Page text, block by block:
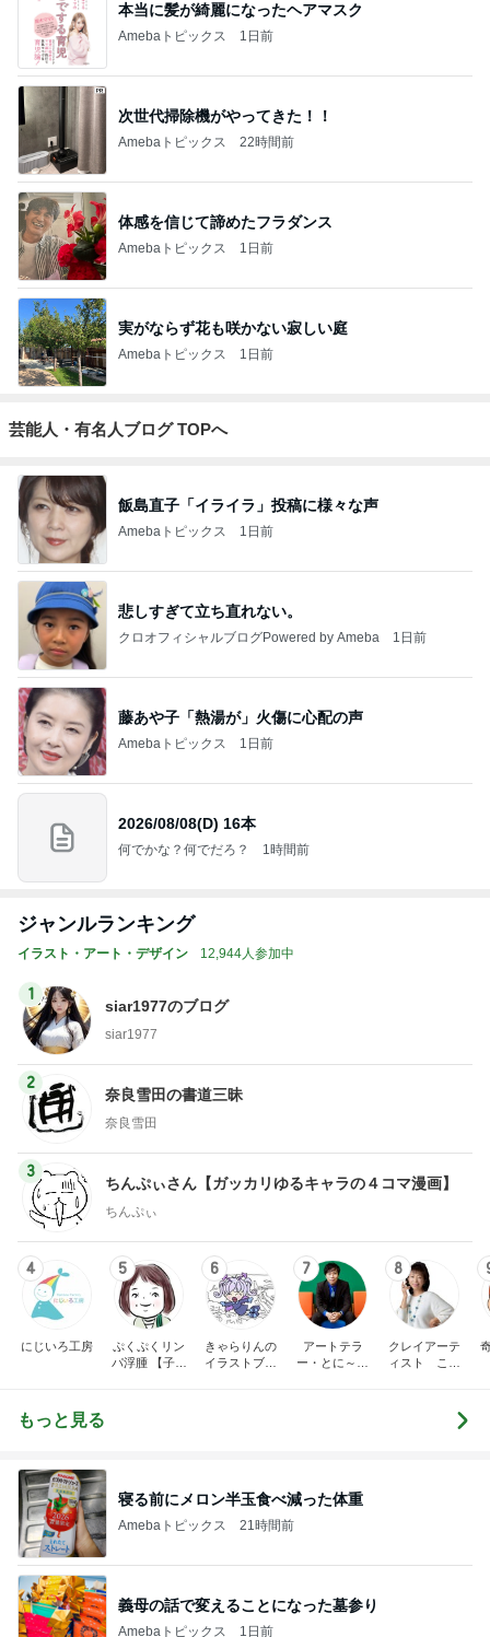
本当に髪が綺麗になったヘアマスク
Amebaトピックス 1日前
次世代掃除機がやってきた！！
Amebaトピックス 22時間前
体感を信じて諦めたフラダンス
Amebaトピックス 1日前
実がならず花も咲かない寂しい庭
Amebaトピックス 1日前
芸能人・有名人ブログ TOPへ
飯島直子「イライラ」投稿に様々な声
Amebaトピックス 1日前
悲しすぎて立ち直れない。
クロオフィシャルブログPowered by Ameba 1日前
藤あや子「熱湯が」火傷に心配の声
Amebaトピックス 1日前
2026/08/08(D) 16本
何でかな？何でだろ？ 1時間前
ジャンルランキング
イラスト・アート・デザイン 12,944人参加中
1
siar1977のブログ
siar1977
2
奈良雪田の書道三昧
奈良雪田
3
ちんぷぃさん【ガッカリゆるキャラの４コマ漫画】
ちんぷぃ
4
にじいろ工房
5
ぷくぷくリン
パ浮腫 【子宮
6
きゃらりんの
イラストブロ
7
アートテラ
ー・とに～の
8
クレイアーテ
ィスト こね
もっと見る
寝る前にメロン半玉食べ減った体重
Amebaトピックス 21時間前
義母の話で変えることになった墓参り
Amebaトピックス 1日前